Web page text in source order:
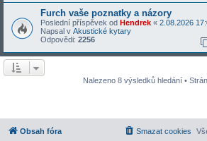
Furch vaše poznatky a názory
Poslední příspěvek od Hendrek « 2.08.2026
Napsal v Akustické kytary
Odpovědi: 2256
Nalezeno 8 výsledků hledání •
Obsah fóra Smazat cookies